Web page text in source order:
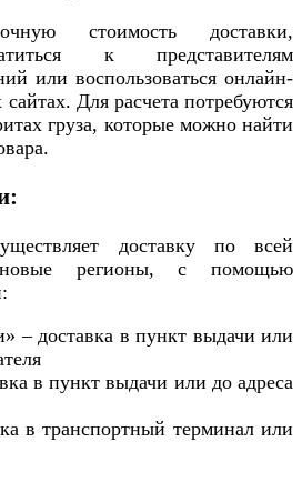
стоимость доставки,
к представителям
или воспользоваться онлайн-
Для расчета потребуются
груза, которые можно найти
доставку по всей
регионы, с помощью
– доставка в пункт выдачи или
в пункт выдачи или до адреса
в транспортный терминал или